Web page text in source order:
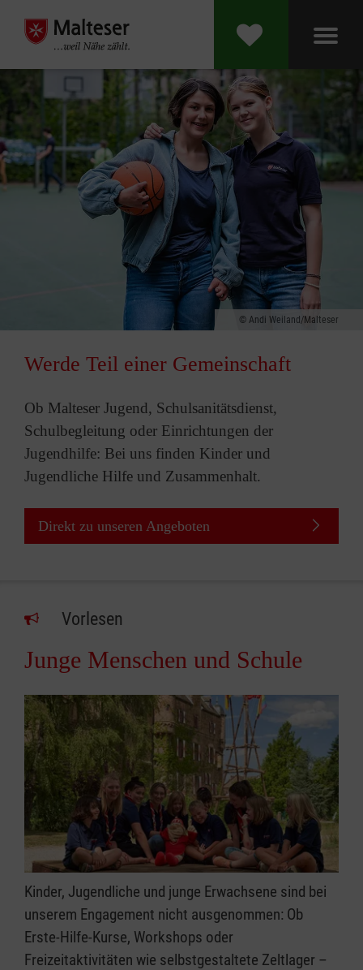
Andi Weiland/Malteser
Werde Teil einer Gemeinschaft
Ob Malteser Jugend, Schulsanitätsdienst,
Schulbegleitung oder Einrichtungen der
Jugendhilfe: Bei uns finden Kinder und
Jugendliche Hilfe und Zusammenhalt.
Direkt zu unseren Angeboten
Vorlesen
Junge Menschen und Schule
Kinder, Jugendliche und junge Erwachsene sind bei
unserem Engagement nicht ausgenommen: Ob
Erste-Hilfe-Kurse, Workshops oder
Freizeitaktivitäten wie selbstgestaltete Zeltlager –